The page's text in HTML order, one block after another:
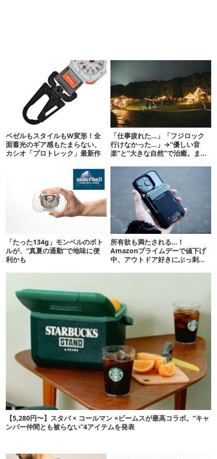
ベゼルもスタイルもW変形！全
面蓄光のギア感もたまらない、
カシオ「プロトレック」最新作
「仕事疲れた…」「フジロック
行けなかった…」→“優しい音
楽”と“大きな自然”で治癒。まだ
「たった134g」モンベルのボト
ルが、“真夏の通勤”で地味に便
利かも
所有欲も満たされる…！
Amazonプライムデーで値下げ
中、アウトドア好きにぶっ刺さ
【5,280円〜】スタバ × コールマン ×ビームスが最高コラボ。“キャ
ンパー仲間とも被らない”4アイテムを発表